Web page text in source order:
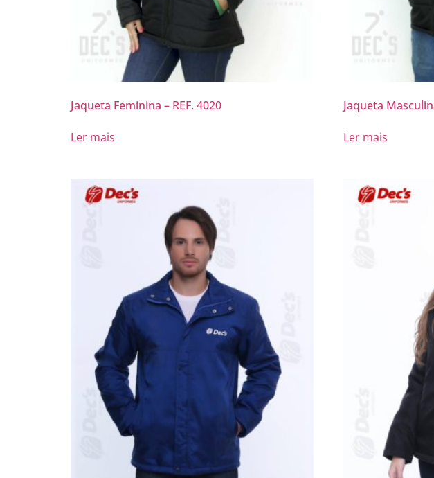
Jaqueta Feminina – REF. 4020
Ler mais
Jaqueta
Ler mais